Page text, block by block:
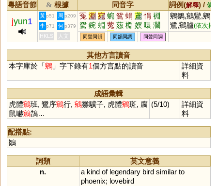
粵語音節 & 根據 同音字 詞例(解釋) / 備
jyun1
黃 p51 周 p209 冤 淵 宛 蜿 鴛 蜎 鳶 悁 裫
駌 鋺 蜵 蒬 葾 棩 嬽 噮 灁
涴 鼘 奫 眢 肙
鵷鶵,鵷鸞,鵷
鷺,鵷臚(依次排
序鵷行
李 p71 何 p379
HKLS 人文 同聲同韻 同韻同調 同聲同調
其他方言讀音
本字庫於「鵷」字下錄有1個方言點的讀音
詳細資
料
成語彙輯
虎體鵷班, 鷺序鵷行, 鵷雛驥子, 虎體鵷斑, 腐
鼠嚇鵷鵠…
(5/10)
詳細資
料
配搭點:
鶵
詞類
英文意義
n.
a kind of legendary bird similar to
phoenix; lovebird